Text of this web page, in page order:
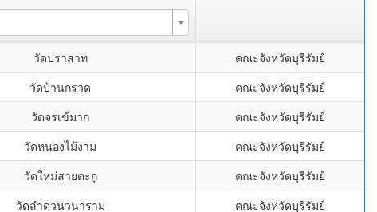
วัดปราสาท
คณะจังหวัดบุรีรัมย์
วัดบ้านกรวด
คณะจังหวัดบุรีรัมย์
วัดจรเข้มาก
คณะจังหวัดบุรีรัมย์
วัดหนองไม้งาม
คณะจังหวัดบุรีรัมย์
วัดใหม่สายตะกู
คณะจังหวัดบุรีรัมย์
วัดลำดวนวนาราม
คณะจังหวัดบุรีรัมย์